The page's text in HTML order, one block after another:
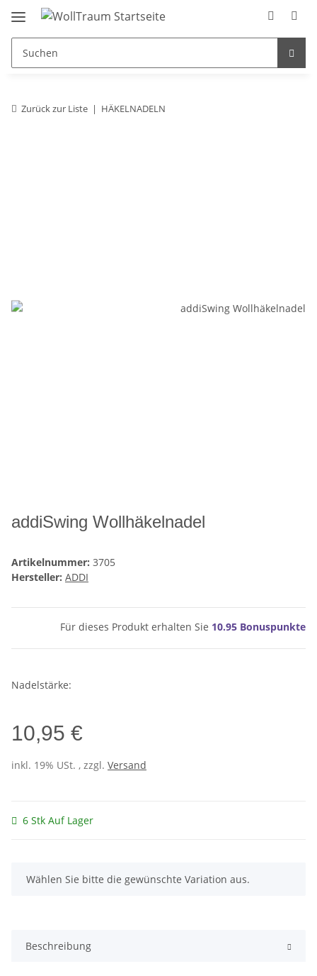
Zurück zur Liste HÄKELNADELN
addiSwing Wollhäkelnadel
Artikelnummer: 3705
Hersteller: ADDI
Für dieses Produkt erhalten Sie 10.95 Bonuspunkte
Nadelstärke:
10,95 €
inkl. 19% USt. , zzgl. Versand
6 Stk Auf Lager
x
Wählen Sie bitte die gewünschte Variation aus.
Beschreibung